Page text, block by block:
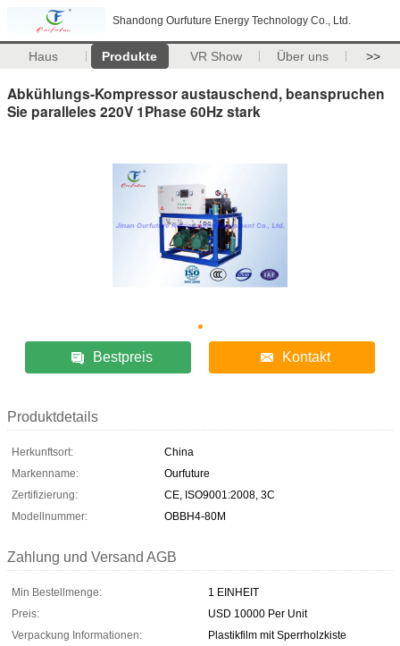
Shandong Ourfuture Energy Technology Co., Ltd.
Haus Produkte VR Show Über uns >>
Abkühlungs-Kompressor austauschend, beanspruchen
Sie paralleles 220V 1Phase 60Hz stark
Bestpreis Kontakt
Produktdetails
Herkunftsort:
China
Markenname:
Ourfuture
Zertifizierung:
CE, ISO9001:2008, 3C
Modellnummer:
OBBH4-80M
Zahlung und Versand AGB
Min Bestellmenge:
1 EINHEIT
Preis:
USD 10000 Per Unit
Verpackung Informationen:
Plastikfilm mit Sperrholzkiste